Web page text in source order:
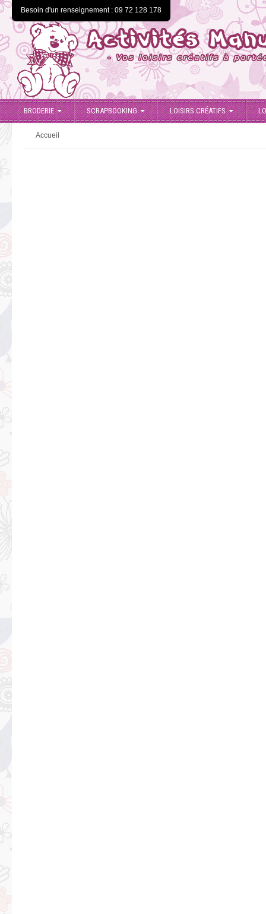
Besoin d'un renseignement : 09 72 128 178
BRODERIE SCRAPBOOKING LOISIRS CRÉATIFS
Accueil